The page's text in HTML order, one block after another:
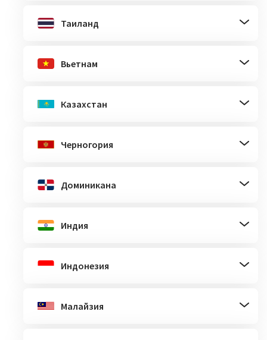
Таиланд
Вьетнам
Казахстан
Черногория
Доминикана
Индия
Индонезия
Малайзия